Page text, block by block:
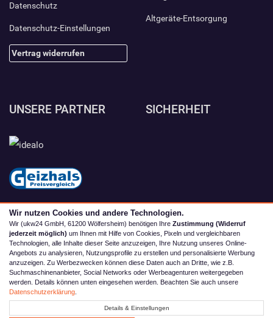
Datenschutz
Datenschutz-Einstellungen
Vertrag widerrufen
Altgeräte-Entsorgung
UNSERE PARTNER SICHERHEIT
Alle Preise inkl. MwSt. zzgl. Versand | *) Unverbindliche
Wir nutzen Cookies und andere Technologien.
Wir (ukw24 GmbH, 61200 Wölfersheim) benötigen Ihre Zustimmung (Widerruf
jederzeit möglich) um Ihnen mit Hilfe von Cookies, Pixeln und vergleichbaren
Technologien, alle Inhalte dieser Seite anzuzeigen, Ihre Nutzung unseres Online-
Angebots zu analysieren, Nutzungsprofile zu erstellen und personalisierte Werbung
anzuzeigen. Zu Werbezwecken können diese Daten auch an Dritte, wie z.B.
Suchmaschinenanbieter, Social Networks oder Werbeagenturen weitergegeben
werden. Details können unten eingesehen werden. Beachten Sie auch unsere
Datenschutzerklärung
Details & Einstellungen